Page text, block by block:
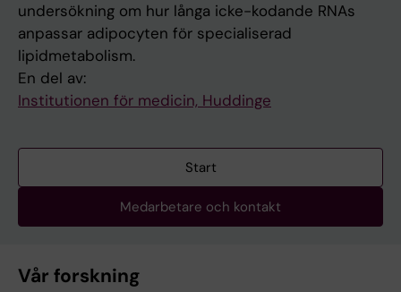
undersökning om hur långa icke-kodande RNAs
anpassar adipocyten för specialiserad
lipidmetabolism.
En del av:
Institutionen för medicin, Huddinge
Start
Medarbetare och kontakt
Vår forskning